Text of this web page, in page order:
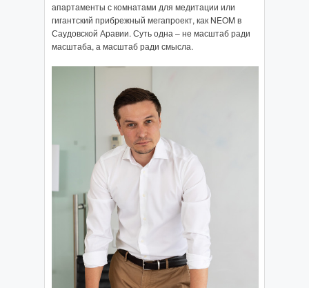
апартаменты с комнатами для медитации или
гигантский прибрежный мегапроект, как NEOM в
Саудовской Аравии. Суть одна – не масштаб ради
масштаба, а масштаб ради смысла.